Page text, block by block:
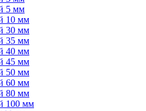
5 мм
10 мм
30 мм
35 мм
40 мм
45 мм
50 мм
60 мм
80 мм
100 мм